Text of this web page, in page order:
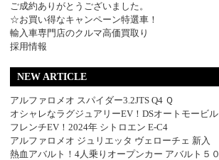
ご成約ありがとうございました。
☆お買い得なキャンペーン特選車！
輸入車専門店のクルマ高価買取り
採用情報
NEW ARTICLE
アルファロメオ スパイダー3.2JTS Q4 Ｑ
オシャレなラグジュアリーEV！DSオートモービル
フレンチEV！2024年 シトロエン E-C4
アルファロメオ ジュリエッタ ヴェローチェ 新入
熱血アバルト！4人乗りオープンカー アバルト５０